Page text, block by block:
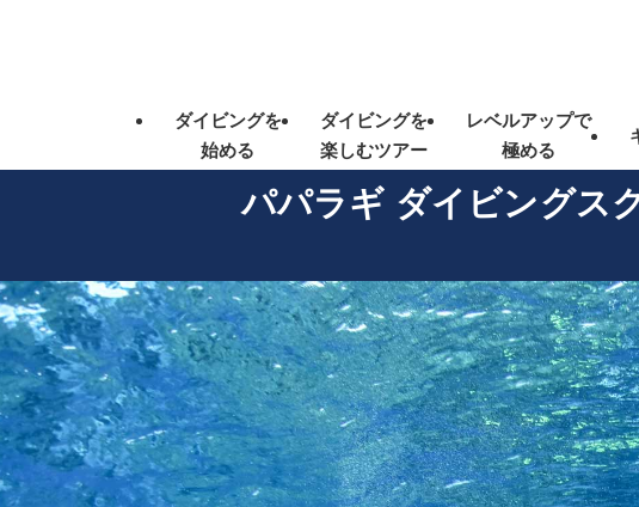
ダイビングを
始める
ダイビングを
楽しむツアー
レベルアップで
極める
パパラギ ダイビングス